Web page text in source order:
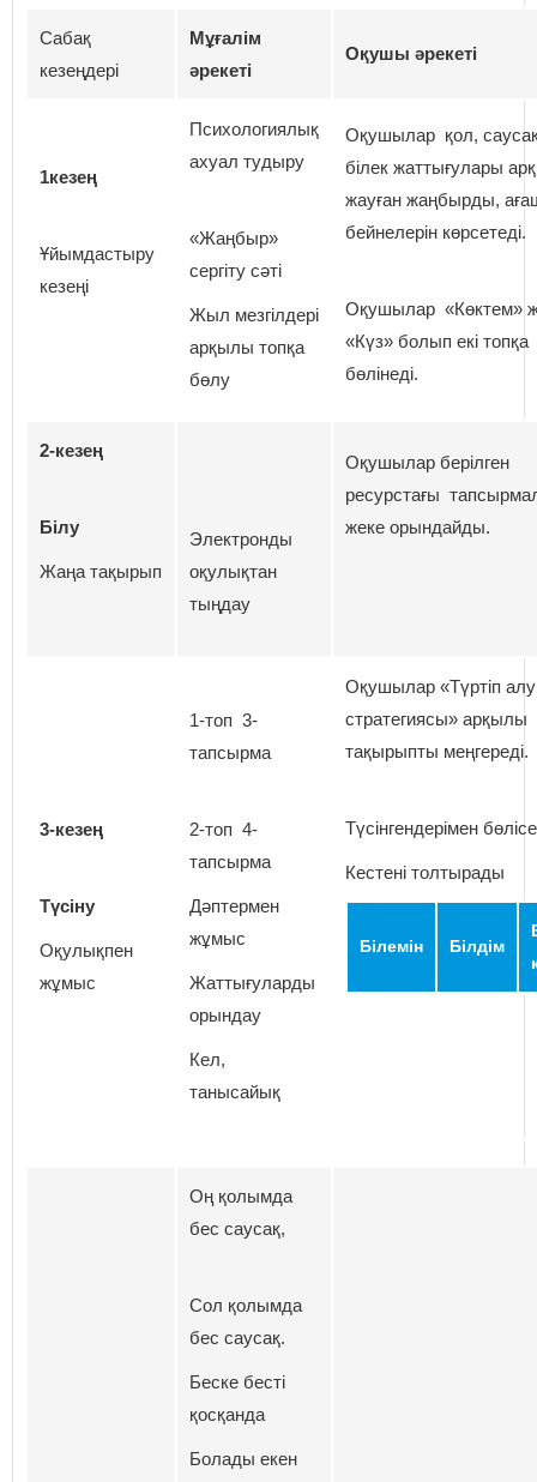
Сабақ
кезеңдері
Мұғалім
әрекеті
Оқушы әрекеті
1кезең
Ұйымдастыру
кезеңі
Психологиялық
ахуал тудыру
«Жаңбыр»
сергіту сәті
Жыл мезгілдері
арқылы топқа
бөлу
Оқушылар қол,
білек жаттығулары
жауған жаңбырды,
бейнелерін көрсетеді.
Оқушылар «Көктем»
«Күз» болып екі топқа
бөлінеді.
2-кезең
Білу
Жаңа тақырып
Электронды
оқулықтан
тыңдау
Оқушылар берілген
ресурстағы
жеке орындайды.
3-кезең
Түсіну
Оқулықпен
жұмыс
1-топ 3-
тапсырма
2-топ 4-
тапсырма
Дәптермен
жұмыс
Жаттығуларды
орындау
Кел,
танысайық
Оқушылар «Түртіп алу
стратегиясы» арқылы
тақырыпты меңгереді.
Түсінгендерімен
Кестені толтырады
Білемін Білдім
Оң қолымда
бес саусақ,
Сол қолымда
бес саусақ.
Беске бесті
қосқанда
Болады екен